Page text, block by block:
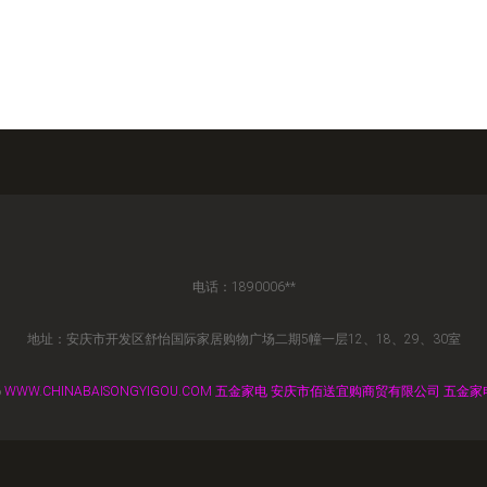
电话：1890006**
地址：安庆市开发区舒怡国际家居购物广场二期5幢一层12、18、29、30室
WWW.CHINABAISONGYIGOU.COM 五金家电 安庆市佰送宜购商贸有限公司 五金家